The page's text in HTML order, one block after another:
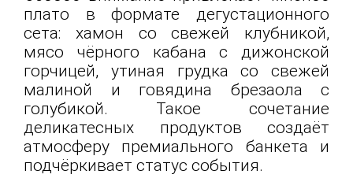
плато в формате дегустационного
сета: хамон со свежей клубникой,
мясо чёрного кабана с дижонской
горчицей, утиная грудка со свежей
малиной и говядина брезаола с
голубикой. Такое сочетание
деликатесных продуктов создаёт
атмосферу премиального банкета и
подчёркивает статус события.